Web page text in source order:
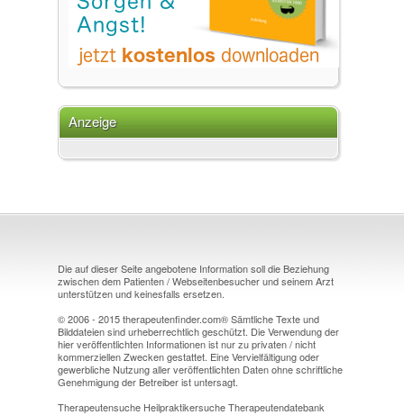
Anzeige
Die auf dieser Seite angebotene Information soll die Beziehung
zwischen dem Patienten / Webseitenbesucher und seinem Arzt
unterstützen und keinesfalls ersetzen.
© 2006 - 2015 therapeutenfinder.com® Sämtliche Texte und
Bilddateien sind urheberrechtlich geschützt. Die Verwendung der
hier veröffentlichten Informationen ist nur zu privaten / nicht
kommerziellen Zwecken gestattet. Eine Vervielfältigung oder
gewerbliche Nutzung aller veröffentlichten Daten ohne schriftliche
Genehmigung der Betreiber ist untersagt.
Therapeutensuche Heilpraktikersuche Therapeutendatebank